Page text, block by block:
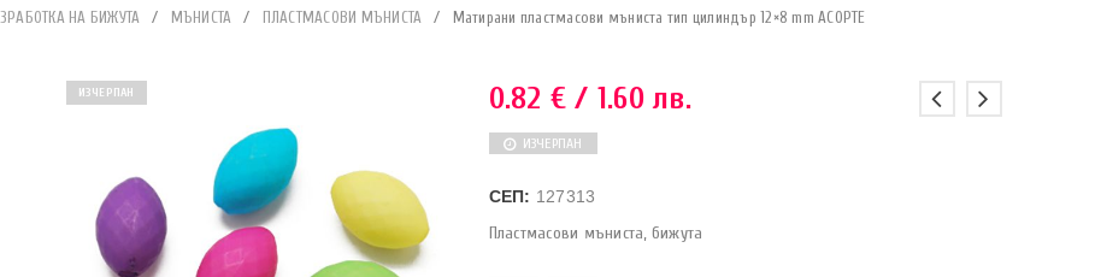
НА БИЖУТА / МЪНИСТА / ПЛАСТМАСОВИ МЪНИСТА / Матирани пластмасови мъниста тип цилиндър 12×8 mm АСОРТЕ
ИЗЧЕРПАН 0.82 € / 1.60 лв.
ИЗЧЕРПАН
СЕП: 127313
Пластмасови мъниста, бижута